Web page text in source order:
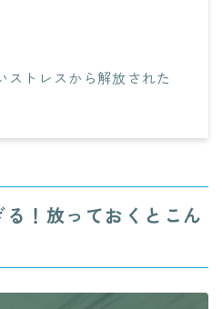
ストレスから解放された
！放っておくとこん